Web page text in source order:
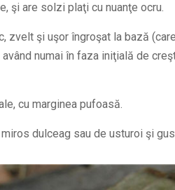
şi are solzi plaţi cu nuanţe ocru.
zvelt şi uşor îngroşat la bază
numai în faza iniţială de
cu marginea pufoasă.
dulceag sau de usturoi şi